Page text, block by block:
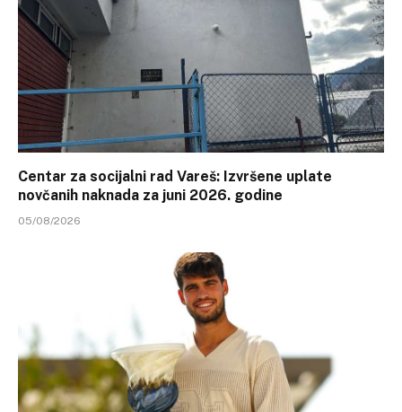
Centar za socijalni rad Vareš: Izvršene uplate
novčanih naknada za juni 2026. godine
05/08/2026